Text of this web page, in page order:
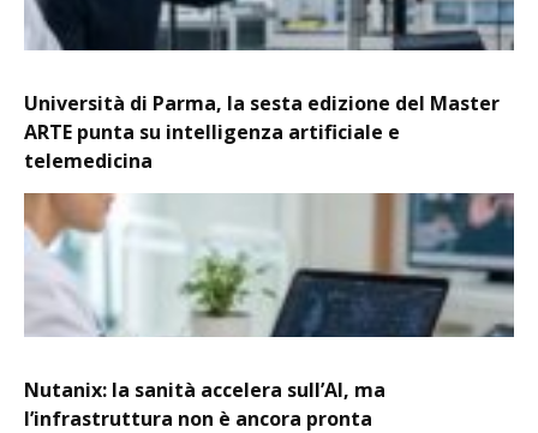
Università di Parma, la sesta edizione del Master
ARTE punta su intelligenza artificiale e
telemedicina
Nutanix: la sanità accelera sull’AI, ma
l’infrastruttura non è ancora pronta